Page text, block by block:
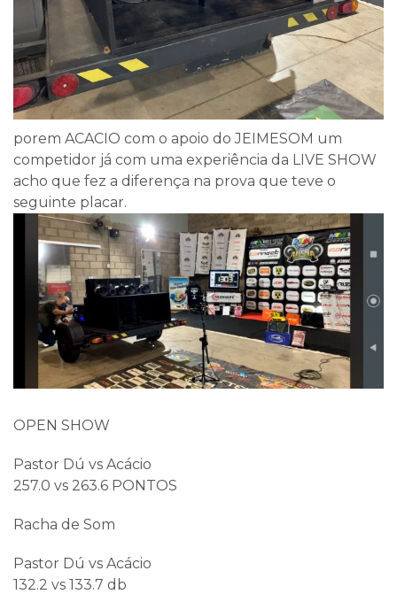
porem ACACIO com o apoio do JEIMESOM um
competidor já com uma experiência da LIVE SHOW
acho que fez a diferença na prova que teve o
seguinte placar.
OPEN SHOW
Pastor Dú vs Acácio
257.0 vs 263.6 PONTOS
Racha de Som
Pastor Dú vs Acácio
132.2 vs 133.7 db